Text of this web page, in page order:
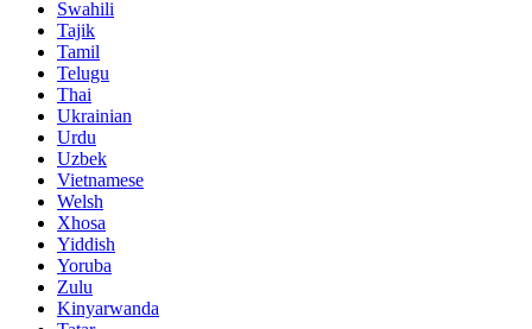
Swahili
Tajik
Tamil
Telugu
Thai
Ukrainian
Urdu
Uzbek
Vietnamese
Welsh
Xhosa
Yiddish
Yoruba
Zulu
Kinyarwanda